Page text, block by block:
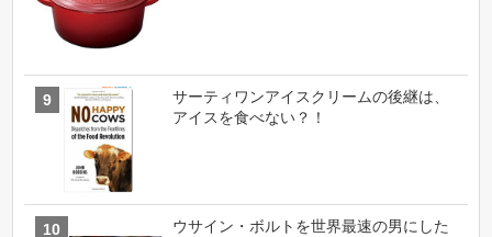
サーティワンアイスクリームの後継は、
アイスを食べない？！
ウサイン・ボルトを世界最速の男にした